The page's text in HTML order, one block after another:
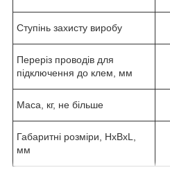
Ступінь захисту виробу
Переріз проводів для
підключення до клем, мм
Маса, кг, не більше
Габаритні розміри, HxBxL,
мм